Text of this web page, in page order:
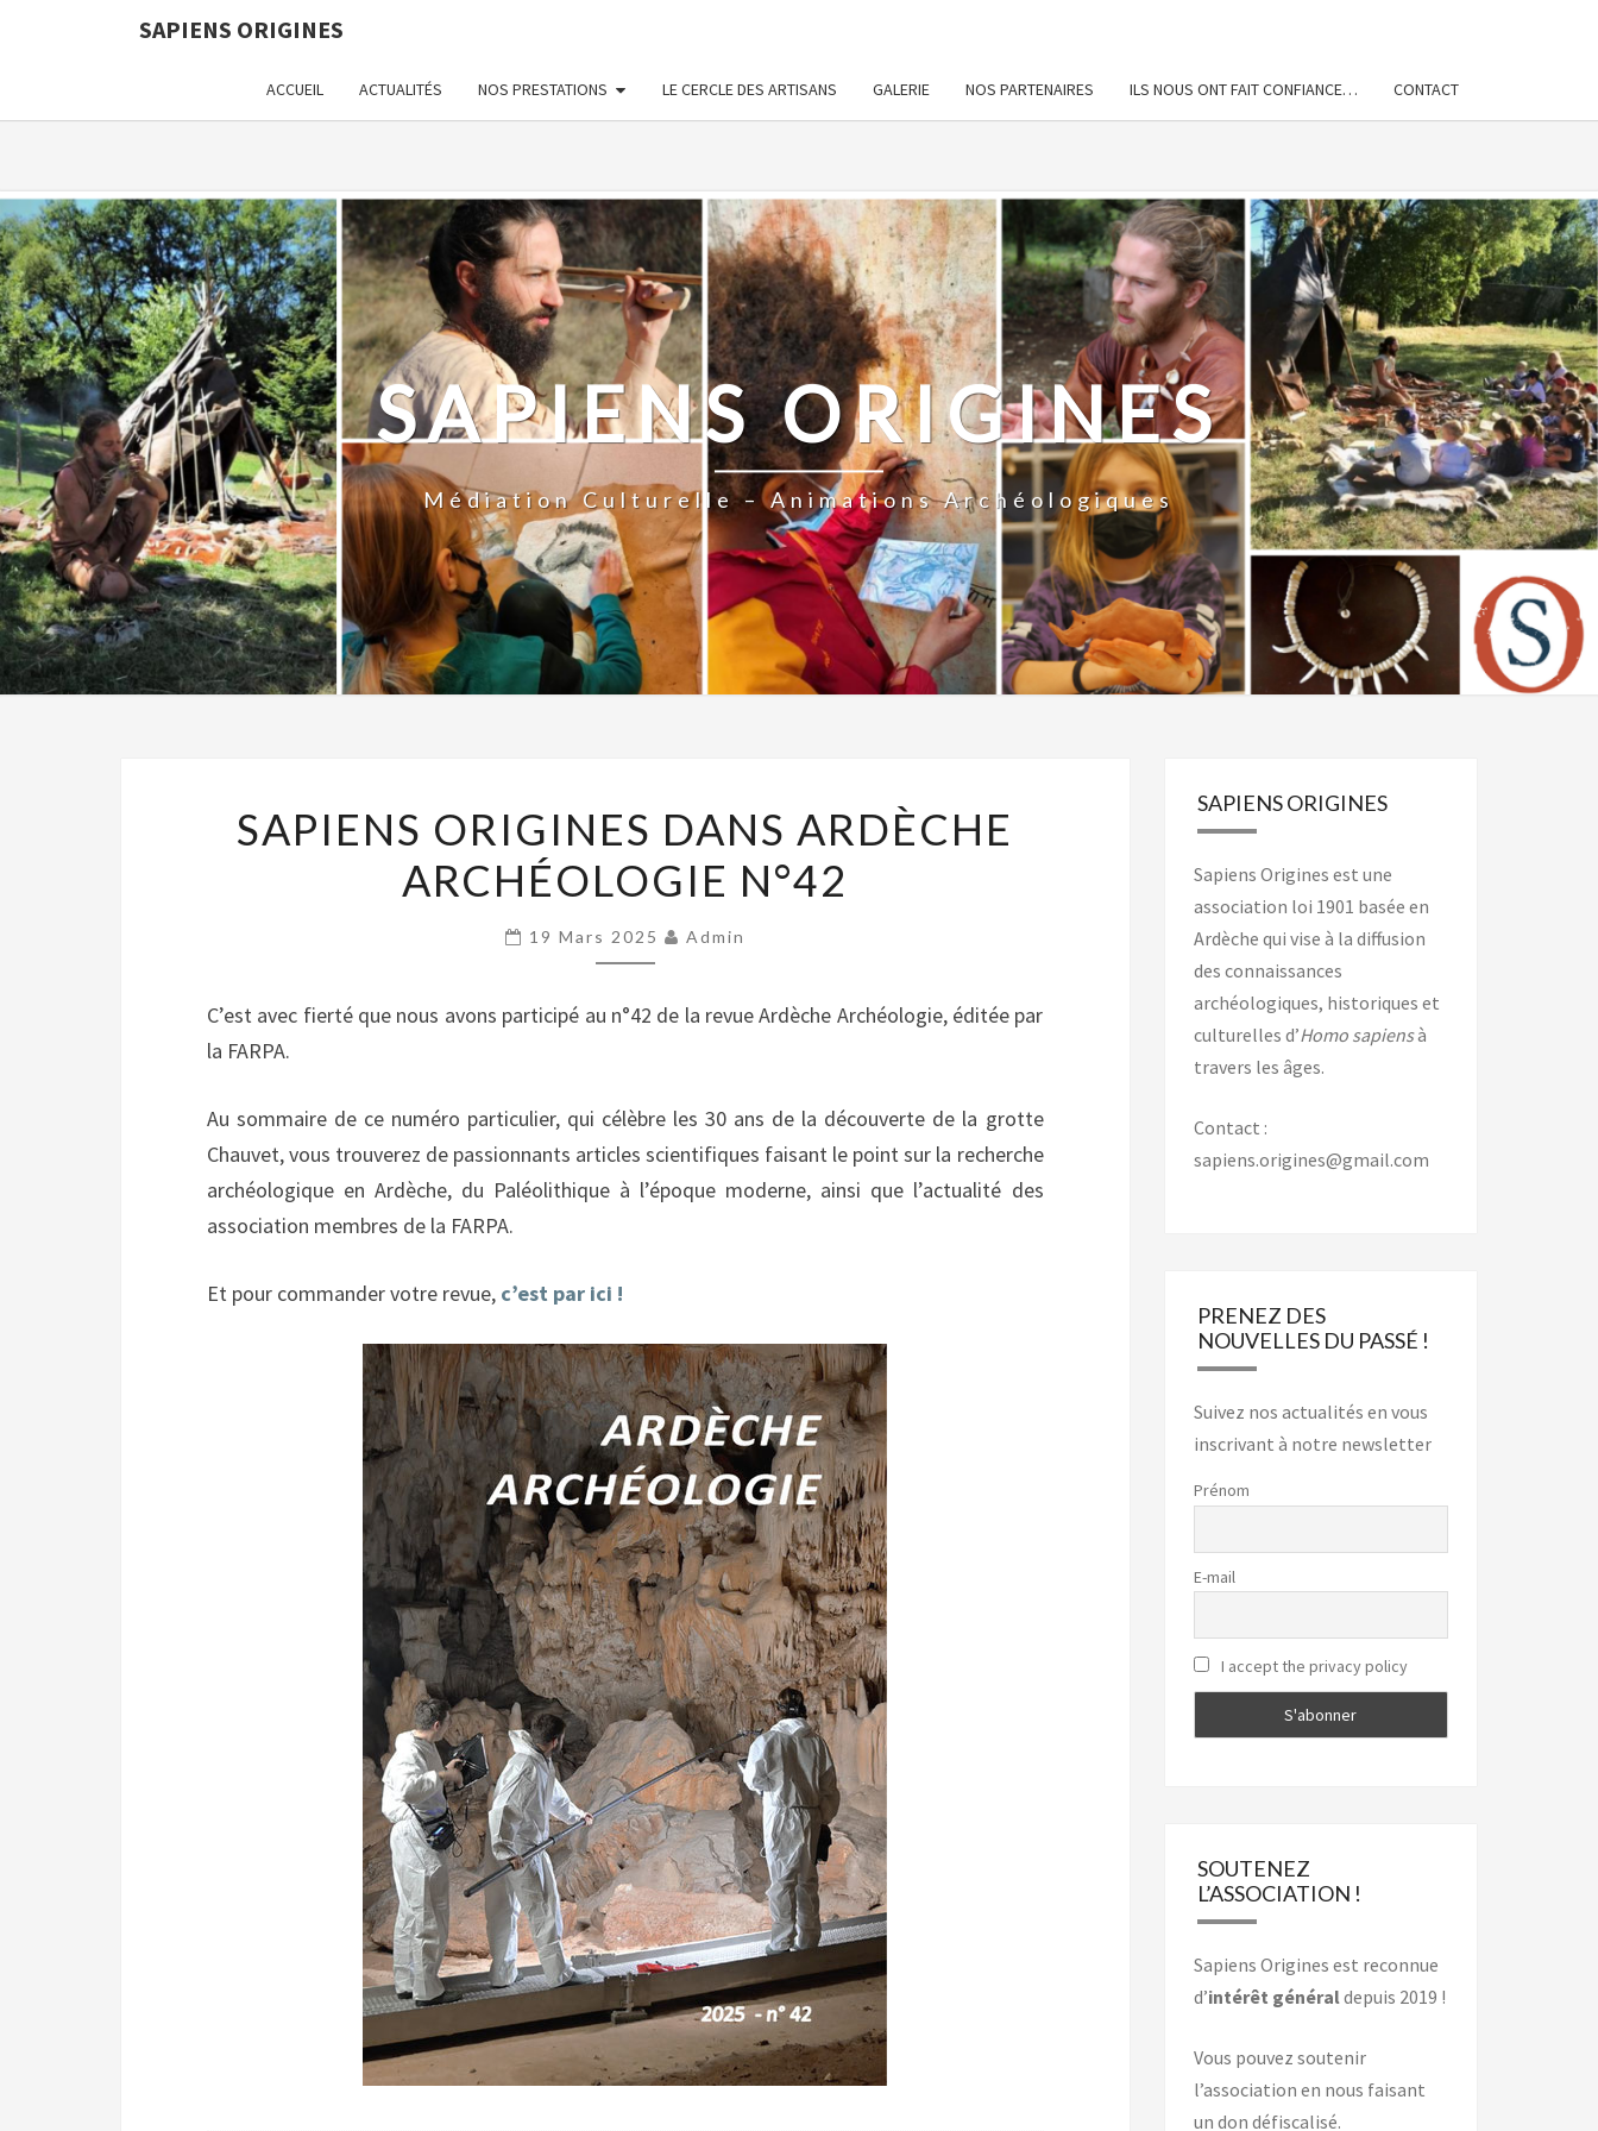
SAPIENS ORIGINES
ACCUEIL ACTUALITÉS NOS PRESTATIONS LE CERCLE DES ARTISANS GALERIE NOS PARTENAIRES ILS NOUS ONT FAIT CONFIANCE… CONTACT
SAPIENS ORIGINES
Médiation Culturelle – Animations Archéologiques
ORIGINES
DANS
ARDÈCHE
ARCHÉOLOGIE
SAPIENS ORIGINES DANS ARDÈCHE
ARCHÉOLOGIE N°42
19 Mars 2025 Admin
C’est avec fierté que nous avons participé au n°42 de la revue Ardèche Archéologie, éditée par
la FARPA.
Au sommaire de ce numéro particulier, qui célèbre les 30 ans de la découverte de la grotte
Chauvet, vous trouverez de passionnants articles scientifiques faisant le point sur la recherche
archéologique en Ardèche, du Paléolithique à l’époque moderne, ainsi que l’actualité des
association membres de la FARPA.
Et pour commander votre revue, c’est par ici !
SAPIENS ORIGINES
Sapiens Origines est une
association loi 1901 basée en
Ardèche qui vise à la diffusion
des connaissances
archéologiques, historiques et
culturelles d’Homo sapiensà
travers les âges.
Contact :
sapiens.origines@gmail.com
PRENEZ DES
NOUVELLES DU PASSÉ !
Suivez nos actualités en vous
inscrivant à notre newsletter
Prénom
E-mail
I accept the privacy policy
SOUTENEZ
L’ASSOCIATION !
Sapiens Origines est reconnue
d’intérêt général depuis 2019 !
Vous pouvez soutenir
l’association en nous faisant
un don défiscalisé.